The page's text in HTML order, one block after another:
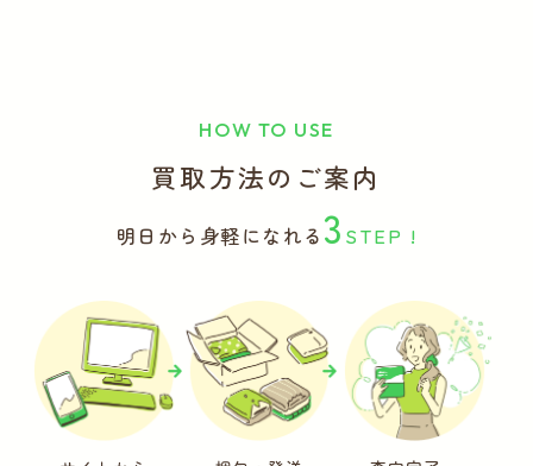
HOW TO USE
買取方法のご案内
明日から身軽になれる 3 STEP !